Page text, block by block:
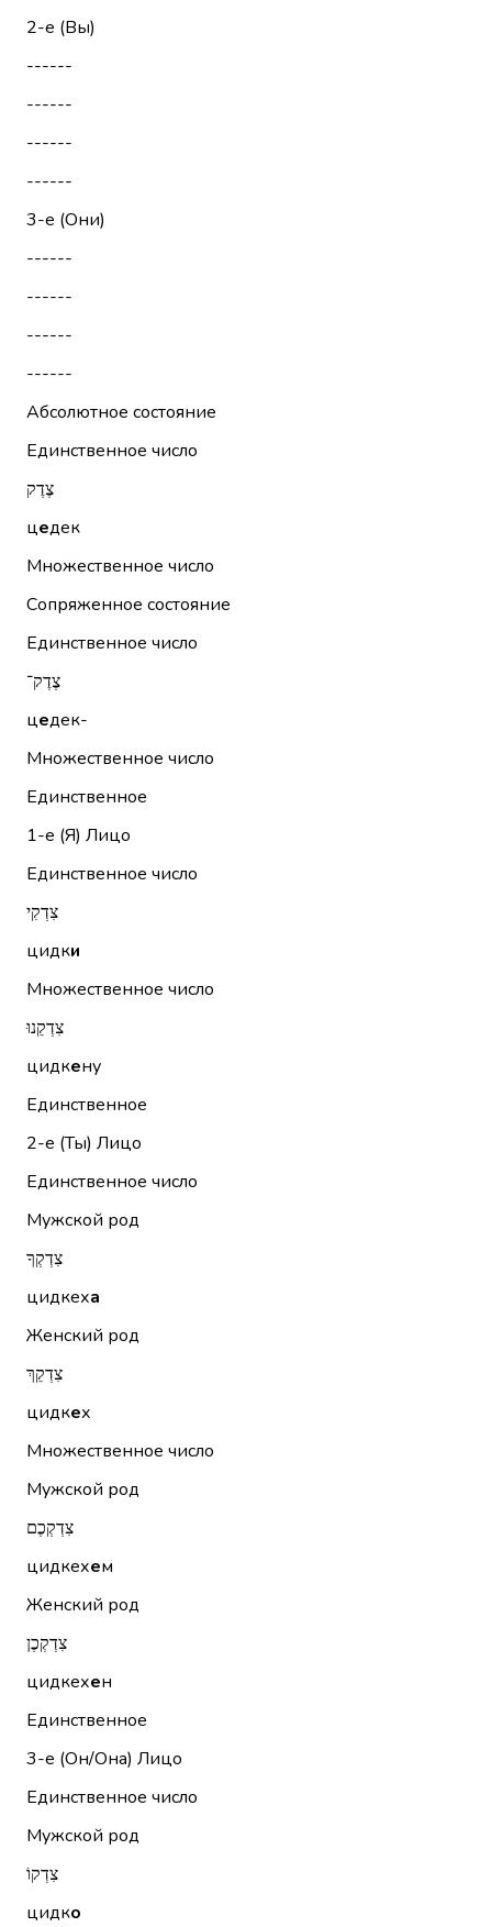
2-е (Вы)
------
------
------
------
3-е (Они)
------
------
------
------
Абсолютное состояние
Единственное число
צֶדֶק
цедек
Множественное число
Сопряженное состояние
Единственное число
צֶדֶק־
цедек-
Множественное число
Единственное
1-е (Я) Лицо
Единственное число
צִדְקִי
цидки
Множественное число
צִדְקֵנוּ
цидкену
Единственное
2-е (Ты) Лицо
Единственное число
Мужской род
צִדְקְךָ
цидкеха
Женский род
צִדְקֵךְ
цидкех
Множественное число
Мужской род
צִדְקְכֶם
цидкехем
Женский род
צִדְקְכֶן
цидкехен
Единственное
3-е (Он/Она) Лицо
Единственное число
Мужской род
צִדְקוֹ
цидко